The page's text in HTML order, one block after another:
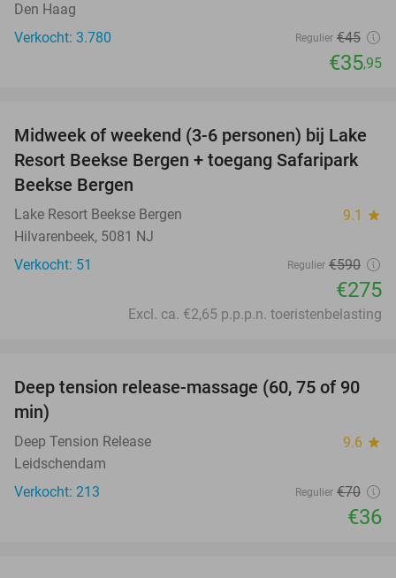
Den Haag
Verkocht: 3.780
Regulier €45
€35,95
53%
Midweek of weekend (3-6 personen) bij Lake
Resort Beekse Bergen + toegang Safaripark
Beekse Bergen
Lake Resort Beekse Bergen 9.1 star
Hilvarenbeek, 5081 NJ
Verkocht: 51
Regulier €590
€275
Excl. ca. €2,65 p.p.p.n. toeristenbelasting
49%
Deep tension release-massage (60, 75 of 90
min)
Deep Tension Release 9.6 star
Leidschendam
Verkocht: 213
Regulier €70
€36